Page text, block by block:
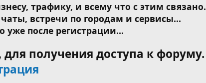
трафику, и всему что с этим связано.
встречи по городам и сервисы...
уже после регистрации...
получения доступа к форуму.